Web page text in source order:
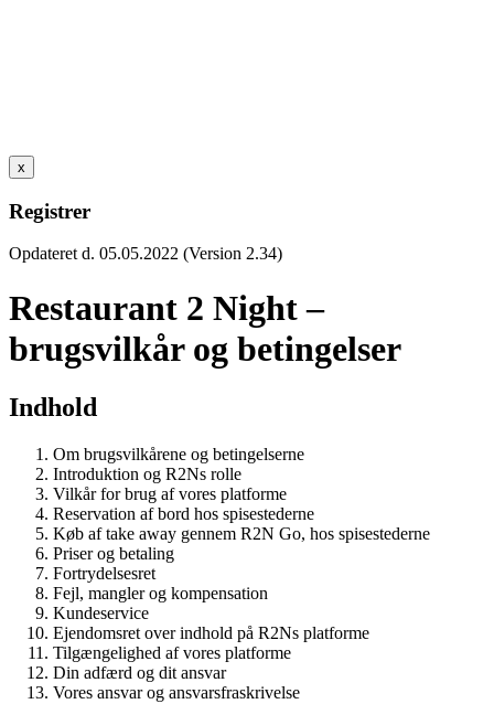
x
Registrer
Opdateret d. 05.05.2022 (Version 2.34)
Restaurant 2 Night –
brugsvilkår og betingelser
Indhold
Om brugsvilkårene og betingelserne
Introduktion og R2Ns rolle
Vilkår for brug af vores platforme
Reservation af bord hos spisestederne
Køb af take away gennem R2N Go, hos spisestederne
Priser og betaling
Fortrydelsesret
Fejl, mangler og kompensation
Kundeservice
Ejendomsret over indhold på R2Ns platforme
Tilgængelighed af vores platforme
Din adfærd og dit ansvar
Vores ansvar og ansvarsfraskrivelse